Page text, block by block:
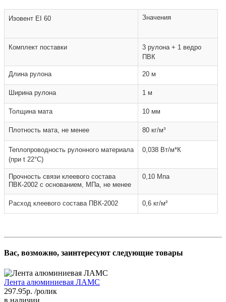
Изовент EI 60 Значения
Комплект поставки
3 рулона + 1 ведро
ПВК
Длина рулона 20 м
Ширина рулона 1 м
Толщина мата 10 мм
Плотность мата, не менее 80 кг/м³
Теплопроводность рулонного материала
(при t 22°С)
0,038 Вт/м*К
Прочность связи клеевого состава
ПВК-2002 с основанием, МПа, не менее
0,10 Мпа
Расход клеевого состава ПВК-2002 0,6 кг/м²
Вас, возможно, заинтересуют следующие товары
Лента алюминиевая ЛАМС
297.95р. /ролик
в наличии